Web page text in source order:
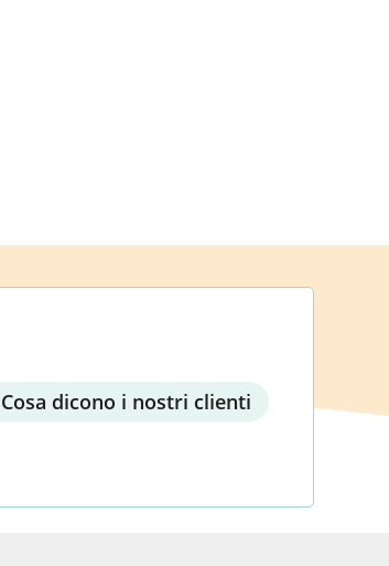
Cosa dicono i nostri clienti